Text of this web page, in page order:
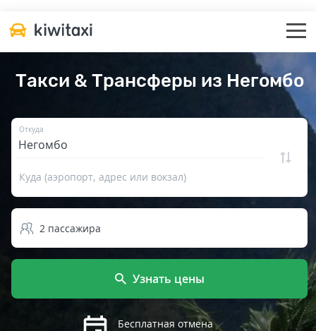
Такси & Трансферы из Негомбо
Откуда
Куда (аэропорт, адрес или вокзал)
2 пассажира
Узнать цены
Бесплатная отмена